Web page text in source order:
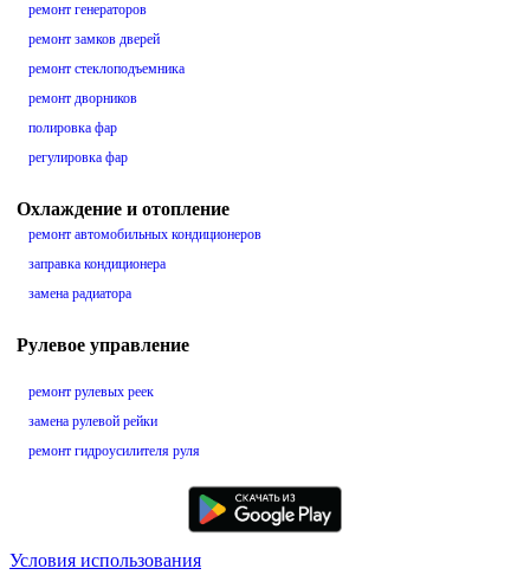
ремонт генераторов
ремонт замков дверей
ремонт стеклоподъемника
ремонт дворников
полировка фар
регулировка фар
Охлаждение и отопление
ремонт автомобильных кондиционеров
заправка кондиционера
замена радиатора
Рулевое управление
ремонт рулевых реек
замена рулевой рейки
ремонт гидроусилителя руля
Условия использования